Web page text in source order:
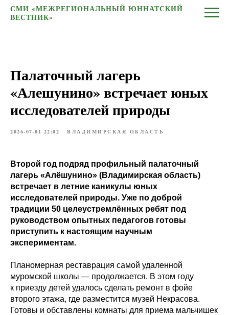
СМИ «МЕЖРЕГИОНАЛЬНЫЙ ЮННАТСКИЙ
ВЕСТНИК»
Палаточный лагерь
«Алешунино» встречает юных
исследователей природы
2026-07-01 22:02 ВЛАДИМИРСКАЯ ОБЛАСТЬ
Второй год подряд профильный палаточный
лагерь «Алёшунино» (Владимирская область)
встречает в летние каникулы юных
исследователей природы. Уже по доброй
традиции 50 целеустремлённых ребят под
руководством опытных педагогов готовы
приступить к настоящим научным
экспериментам.
Планомерная реставрация самой удаленной
муромской школы — продолжается. В этом году
к приезду детей удалось сделать ремонт в фойе
второго этажа, где разместится музей Некрасова.
Готовы и обставлены комнаты для приема мальчишек